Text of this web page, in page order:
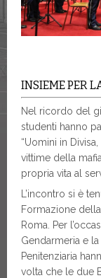
INSIEME PER
Nel ricordo del
studenti hanno
“Uomini in
vittime della
propria vita al
L’incontro si è
Formazione
Roma. Per
Gendarmeria e
Penitenziaria
volta che le due